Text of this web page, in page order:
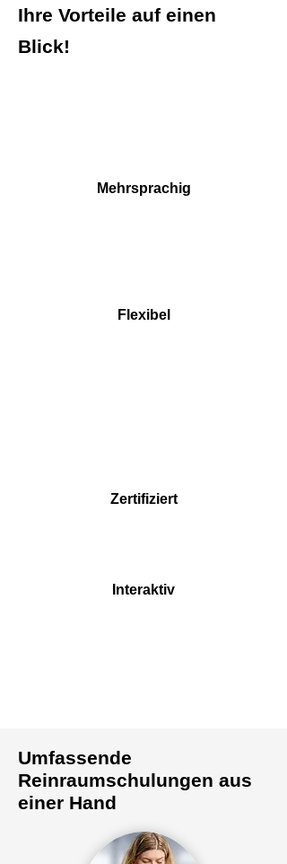
Ihre Vorteile auf einen
Blick!
Mehrsprachig
Flexibel
Zertifiziert
Interaktiv
Umfassende
Reinraumschulungen aus
einer Hand